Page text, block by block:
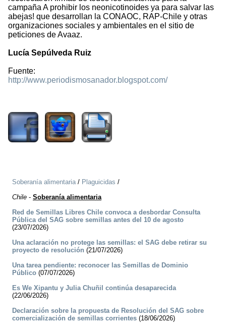
campaña A prohibir los neonicotinoides ya para salvar las
abejas! que desarrollan la CONAOC, RAP-Chile y otras
organizaciones sociales y ambientales en el sitio de
peticiones de Avaaz.
Lucía Sepúlveda Ruiz
Fuente:
http://www.periodismosanador.blogspot.com/
Soberanía alimentaria/ Plaguicidas /
Chile - Soberanía alimentaria
Red de Semillas Libres Chile convoca a desbordar Consulta
Pública del SAG sobre semillas antes del 10 de agosto
(23/07/2026)
Una aclaración no protege las semillas: el SAG debe retirar su
proyecto de resolución (21/07/2026)
Una tarea pendiente: reconocer las Semillas de Dominio
Público (07/07/2026)
Es We Xipantu y Julia Chuñil continúa desaparecida
(22/06/2026)
Declaración sobre la propuesta de Resolución del SAG sobre
comercialización de semillas corrientes (18/06/2026)